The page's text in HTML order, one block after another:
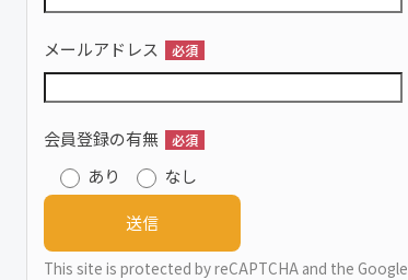
メールアドレス 必須
会員登録の有無 必須
あり なし
This site is protected by reCAPTCHA and the Google